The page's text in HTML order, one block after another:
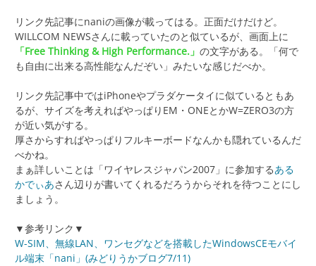
リンク先記事にnaniの画像が載ってはる。正面だけだけど。
WILLCOM NEWSさんに載っていたのと似ているが、画面上に
「Free Thinking & High Performance.」 の文字がある。「何で
も自由に出来る高性能なんだぞい」みたいな感じだべか。
リンク先記事中ではiPhoneやプラダケータイに似ているともあ
るが、サイズを考えればやっぱりEM・ONEとかW=ZERO3の方
が近い気がする。
厚さからすればやっぱりフルキーボードなんかも隠れているんだ
べかね。
まぁ詳しいことは「ワイヤレスジャパン2007」に参加するある
かでぃあさん辺りが書いてくれるだろうからそれを待つことにし
ましょう。
▼参考リンク▼
W-SIM、無線LAN、ワンセグなどを搭載したWindowsCEモバイ
ル端末「nani」(みどりうかブログ7/11)